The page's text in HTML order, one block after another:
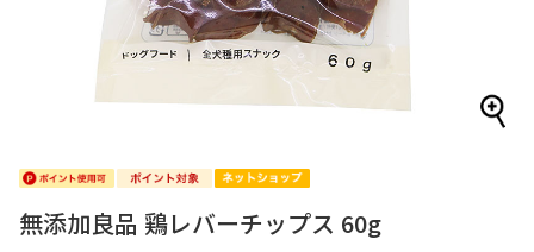
無添加良品 鶏レバーチップス 60g